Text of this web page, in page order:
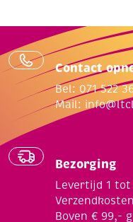
Contact
Bel: 071 522
Mail:
Bezorging
Levertijd 1
Boven € 99,-